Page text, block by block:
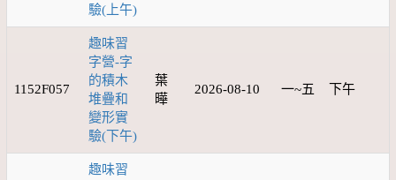
驗(上午)
1152F057
趣味習
字營-字
的積木
堆疊和
變形實
驗(下午)
葉
曄
2026-08-10 一~五 下午
趣味習